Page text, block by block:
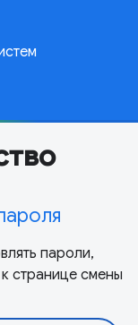
пароли,
странице смены